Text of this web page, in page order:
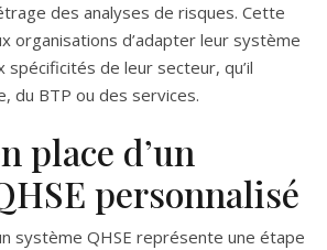
des analyses de risques. Cette
organisations d’adapter leur système
spécificités de leur secteur, qu’il
du BTP ou des services.
place d’un
personnalisé
système QHSE représente une étape